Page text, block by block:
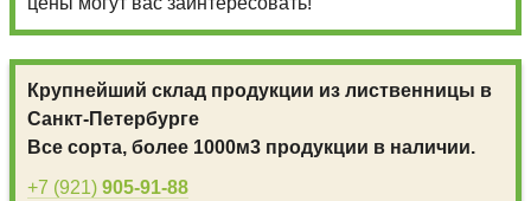
Крупнейший склад продукции из лиственницы в
Санкт-Петербурге
Все сорта, более 1000м3 продукции в наличии.
+7 (921) 905-91-88